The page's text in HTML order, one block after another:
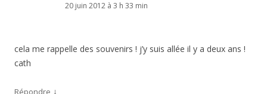
20 juin 2012 à 3 h 33 min
cela me rappelle des souvenirs ! j’y suis allée il y a deux ans !
cath
Répondre ↓